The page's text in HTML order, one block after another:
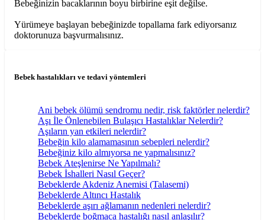
Bebeğinizin bacaklarının boyu birbirine eşit değilse.
Yürümeye başlayan bebeğinizde topallama fark ediyorsanız
doktorunuza başvurmalısınız.
Bebek hastalıkları ve tedavi yöntemleri
Ani bebek ölümü sendromu nedir, risk faktörler nelerdir?
Aşı İle Önlenebilen Bulaşıcı Hastalıklar Nelerdir?
Aşıların yan etkileri nelerdir?
Bebeğin kilo alamamasının sebepleri nelerdir?
Bebeğiniz kilo almıyorsa ne yapmalısınız?
Bebek Ateşlenirse Ne Yapılmalı?
Bebek İshalleri Nasıl Geçer?
Bebeklerde Akdeniz Anemisi (Talasemi)
Bebeklerde Altıncı Hastalık
Bebeklerde aşırı ağlamanın nedenleri nelerdir?
Bebeklerde boğmaca hastalığı nasıl anlaşılır?